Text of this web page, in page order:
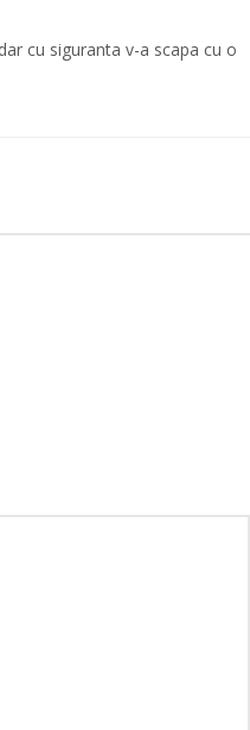
cu siguranta v-a scapa cu o